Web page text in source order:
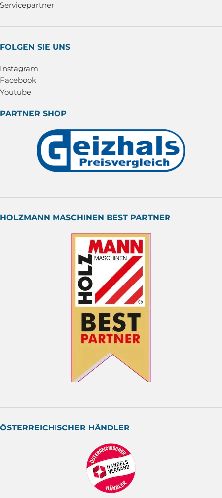
Servicepartner
FOLGEN SIE UNS
Instagram
Facebook
Youtube
PARTNER SHOP
HOLZMANN MASCHINEN BEST PARTNER
ÖSTERREICHISCHER HÄNDLER